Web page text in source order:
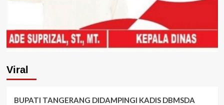
Viral
BUPATI TANGERANG DIDAMPINGI KADIS DBMSDA